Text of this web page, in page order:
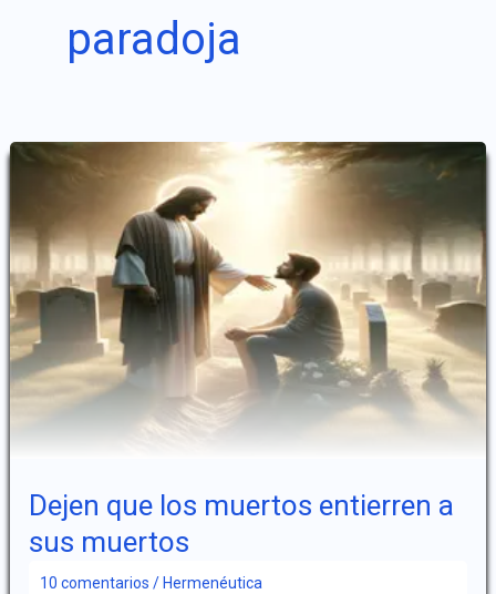
paradoja
Dejen que los muertos entierren a
sus muertos
10 comentarios / Hermenéutica